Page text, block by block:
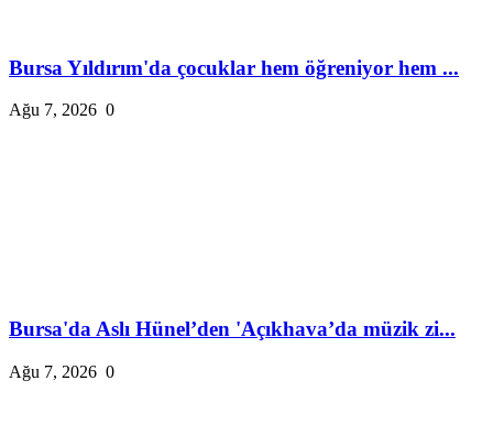
Bursa Yıldırım'da çocuklar hem öğreniyor hem ...
Ağu 7, 2026 0
Bursa'da Aslı Hünel’den 'Açıkhava’da müzik zi...
Ağu 7, 2026 0